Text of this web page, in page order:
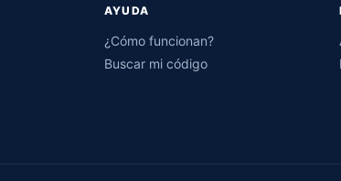
AYUDA
¿Cómo funcionan?
Buscar mi código